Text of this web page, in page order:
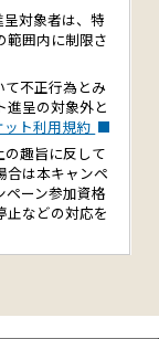
対象者は、特
範囲内に制限さ
て不正行為とみ
進呈の対象外と
ット利用規約
趣旨に反して
合は本キャンペ
ペーン参加資格
止などの対応を